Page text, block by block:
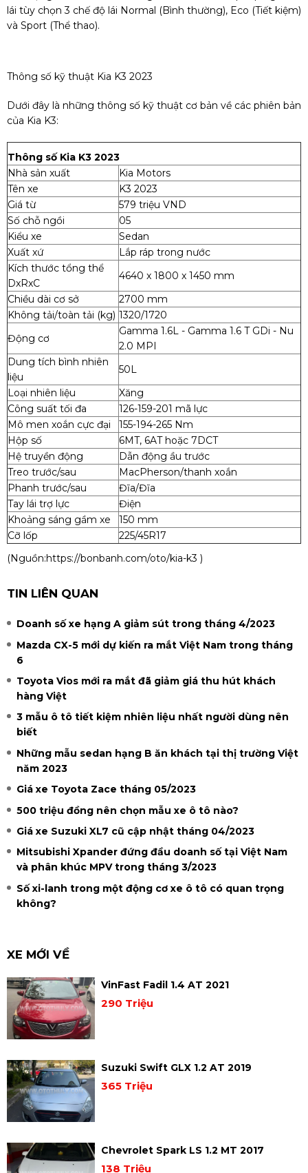
lái tùy chọn 3 chế độ lái Normal (Bình thường), Eco (Tiết kiệm)
và Sport (Thể thao).
Thông số kỹ thuật Kia K3 2023
Dưới đây là những thông số kỹ thuật cơ bản về các phiên bản
của Kia K3:
Thông số Kia K3 2023
Nhà sản xuất
Kia Motors
Tên xe
K3 2023
Giá từ
579 triệu VND
Số chỗ ngồi
05
Kiểu xe
Sedan
Xuất xứ
Lắp ráp trong nước
Kích thước tổng thể
DxRxC
4640 x 1800 x 1450 mm
Chiều dài cơ sở
2700 mm
Không tải/toàn tải (kg) 1320/1720
Động cơ
Gamma 1.6L - Gamma 1.6 T GDi - Nu
2.0 MPI
Dung tích bình nhiên
liệu
50L
Loại nhiên liệu
Xăng
Công suất tối đa
126-159-201 mã lực
Mô men xoắn cực đại
155-194-265 Nm
Hộp số
6MT, 6AT hoặc 7DCT
Hệ truyền động
Dẫn động ầu trước
Treo trước/sau
MacPherson/thanh xoắn
Phanh trước/sau
Đĩa/Đĩa
Tay lái trợ lực
Điện
Khoảng sáng gầm xe
150 mm
Cỡ lốp
225/45R17
(Nguồn:https://bonbanh.com/oto/kia-k3 )
TIN LIÊN QUAN
Doanh số xe hạng A giảm sút trong tháng 4/2023
Mazda CX-5 mới dự kiến ra mắt Việt Nam trong tháng
6
Toyota Vios mới ra mắt đã giảm giá thu hút khách
hàng Việt
3 mẫu ô tô tiết kiệm nhiên liệu nhất người dùng nên
biết
Những mẫu sedan hạng B ăn khách tại thị trường Việt
năm 2023
Giá xe Toyota Zace tháng 05/2023
500 triệu đồng nên chọn mẫu xe ô tô nào?
Giá xe Suzuki XL7 cũ cập nhật tháng 04/2023
Mitsubishi Xpander đứng đầu doanh số tại Việt Nam
và phân khúc MPV trong tháng 3/2023
Số xi-lanh trong một động cơ xe ô tô có quan trọng
không?
XE MỚI VỀ
VinFast Fadil 1.4 AT 2021
290 Triệu
Suzuki Swift GLX 1.2 AT 2019
365 Triệu
Chevrolet Spark LS 1.2 MT 2017
138 Triệu